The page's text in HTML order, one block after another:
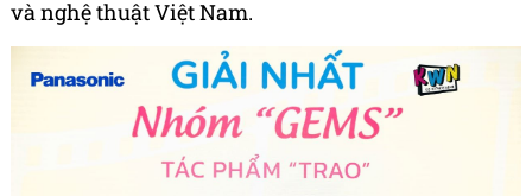
và nghệ thuật Việt Nam.